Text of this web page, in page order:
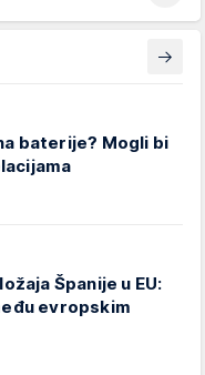
baterije? Mogli bi
Španije u EU:
evropskim